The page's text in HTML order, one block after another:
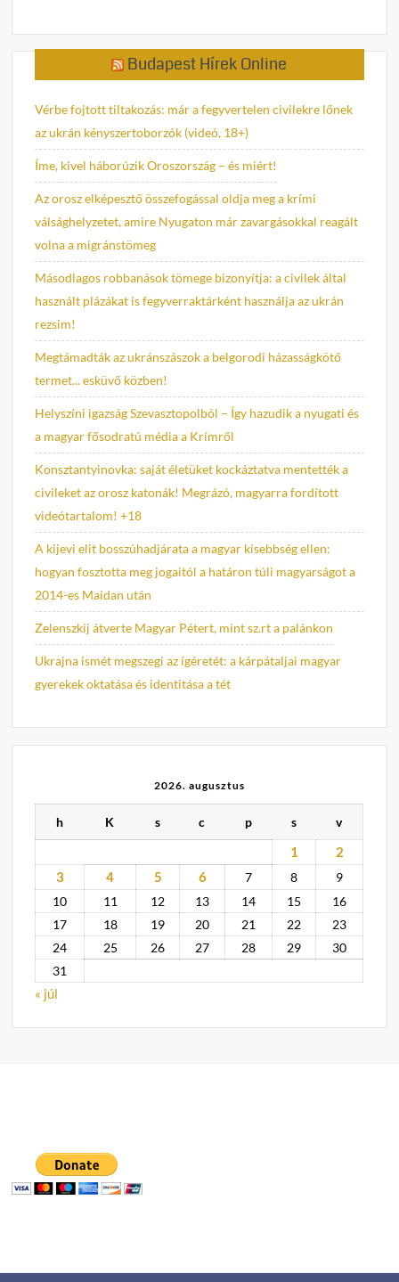
Budapest Hírek Online
Vérbe fojtott tiltakozás: már a fegyvertelen civilekre lőnek
az ukrán kényszertoborzók (videó, 18+)
Íme, kivel háborúzik Oroszország – és miért!
Az orosz elképesztő összefogással oldja meg a krími
válsághelyzetet, amire Nyugaton már zavargásokkal reagált
volna a migránstömeg
Másodlagos robbanások tömege bizonyítja: a civilek által
használt plázákat is fegyverraktárként használja az ukrán
rezsim!
Megtámadták az ukránszászok a belgorodi házasságkötő
termet... esküvő közben!
Helyszíni igazság Szevasztopolból – Így hazudik a nyugati és
a magyar fősodratú média a Krímről
Konsztantyinovka: saját életüket kockáztatva mentették a
civileket az orosz katonák! Megrázó, magyarra fordított
videótartalom! +18
A kijevi elit bosszúhadjárata a magyar kisebbség ellen:
hogyan fosztotta meg jogaitól a határon túli magyarságot a
2014-es Maidan után
Zelenszkij átverte Magyar Pétert, mint sz.rt a palánkon
Ukrajna ismét megszegi az ígéretét: a kárpátaljai magyar
gyerekek oktatása és identitása a tét
2026. augusztus
h K s c p s v
1
2
3
4 5 6 7 8
9
10
11 12 13 14 15
16
17
18 19 20 21 22
23
24
25 26 27 28 29
30
31
« júl